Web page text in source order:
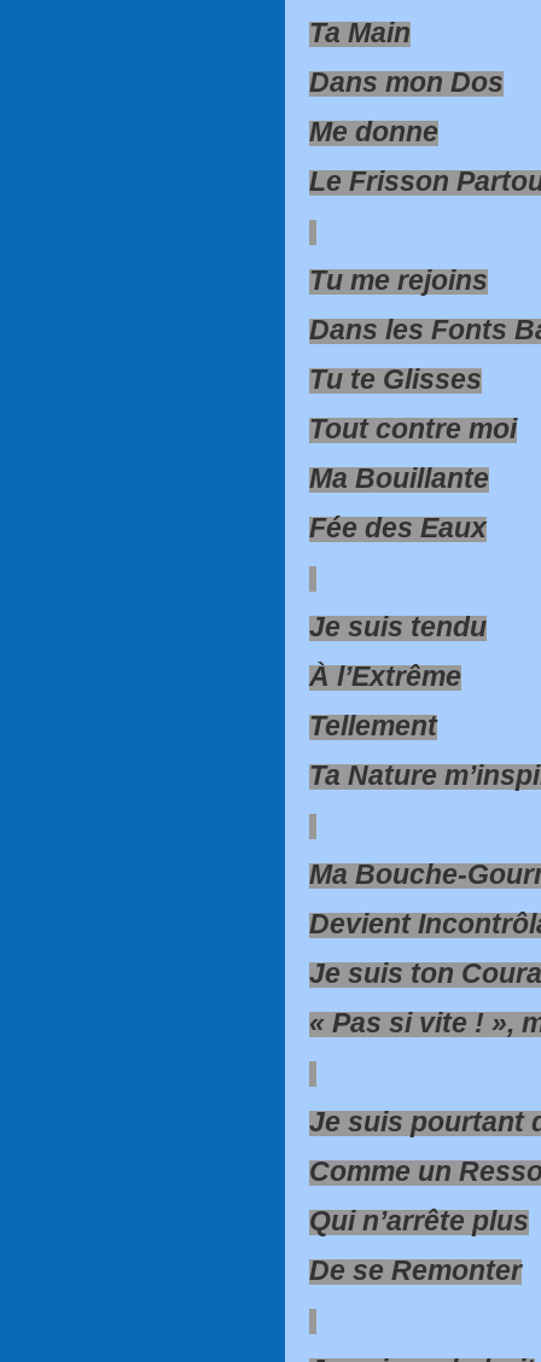
Ta Main
Dans mon Dos
Me donne
Le Frisson
Tu me rejoins
Dans les Fonts
Tu te Glisses
Tout contre moi
Ma Bouillante
Fée des Eaux
Je suis tendu
À l’Extrême
Tellement
Ta Nature
Ma Bouche-
Devient
Je suis ton
« Pas si vite ! »,
Je suis pourtant
Comme un
Qui n’arrête plus
De se Remonter